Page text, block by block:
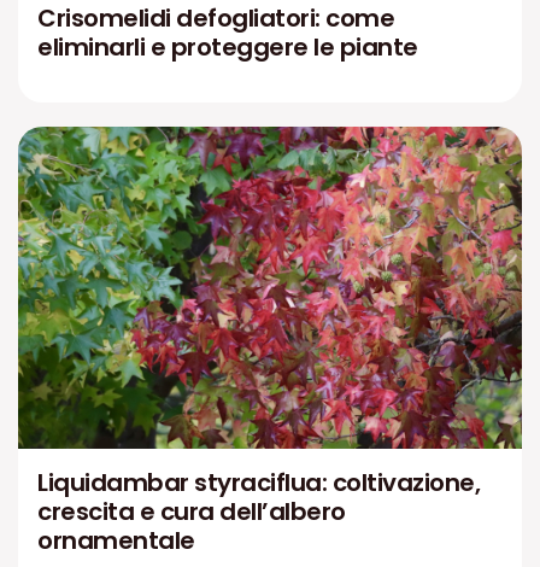
Crisomelidi defogliatori: come
eliminarli e proteggere le piante
Liquidambar styraciflua: coltivazione,
crescita e cura dell’albero
ornamentale